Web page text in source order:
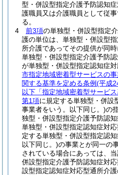
型・併設型指定介護予防認知
護職員又は介護職員として従
る。
4
前3項の単独型・併設型指定
護の単位は、単独型・併設型
所介護であってその提供が同
単独型・併設型指定介護予防
が単独型・併設型指定認知症
市指定地域密着型サービスの
関する基準を定める条例(平成
以下「指定地域密着型サービ
第1項に規定する単独型・併設
事業者をいう。以下同じ。)の
独型・併設型指定介護予防認
単独型・併設型指定認知症対
定する単独型・併設型指定認
以下同じ。)の事業とが同一の
されている場合にあっては、
併設型指定介護予防認知症対
設型指定認知症対応型通所介